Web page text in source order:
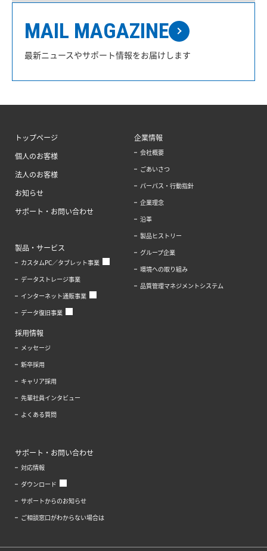
MAIL MAGAZINE
最新ニュースやサポート情報をお届けします
トップページ
個人のお客様
法人のお客様
お知らせ
サポート・お問い合わせ
製品・サービス
カスタムPC／タブレット事業
データストレージ事業
インターネット通販事業
データ復旧事業
企業情報
会社概要
ごあいさつ
パーパス・行動指針
企業理念
沿革
製品ヒストリー
グループ企業
環境への取り組み
品質管理マネジメントシステム
採用情報
メッセージ
新卒採用
キャリア採用
先輩社員インタビュー
よくある質問
サポート・お問い合わせ
対応情報
ダウンロード
サポートからのお知らせ
ご相談窓口がわからない場合は